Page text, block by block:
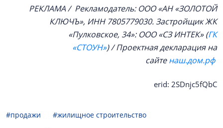
РЕКЛАМА / Рекламодатель: ООО «АН «ЗОЛОТОЙ
КЛЮЧЪ», ИНН 7805779030. Застройщик ЖК
«Пулковское, 34»: ООО «СЗ ИНТЕК» (ГК
«СТОУН») / Проектная декларация на
сайтенаш.дом.рф
erid: 2SDnjc5fQbC
#продажи
#жилищное строительство